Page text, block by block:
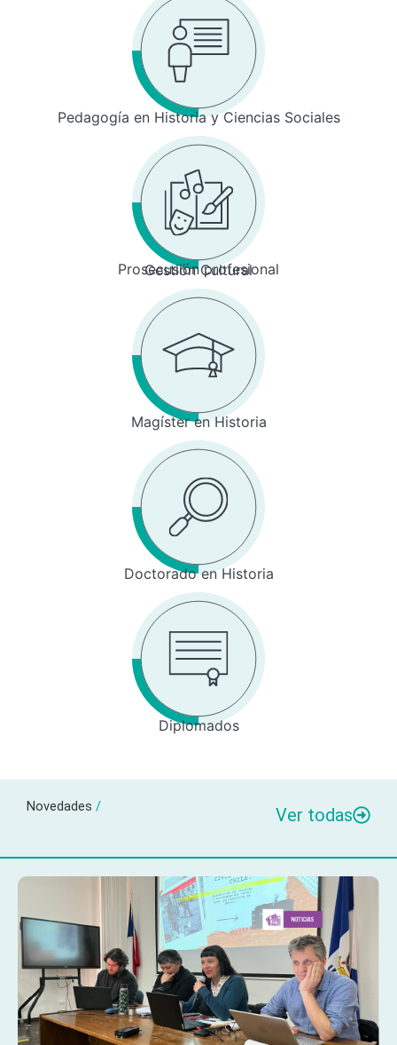
Pedagogía en Historia y Ciencias Sociales
Prosecusión profesional
Gestión Cultural
Magíster en Historia
Doctorado en Historia
Diplomados
Novedades / Ver todas